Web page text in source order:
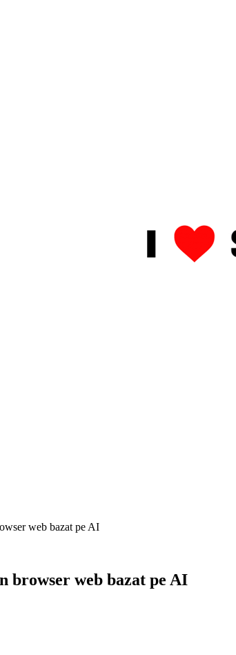
web bazat pe AI
browser web bazat pe AI